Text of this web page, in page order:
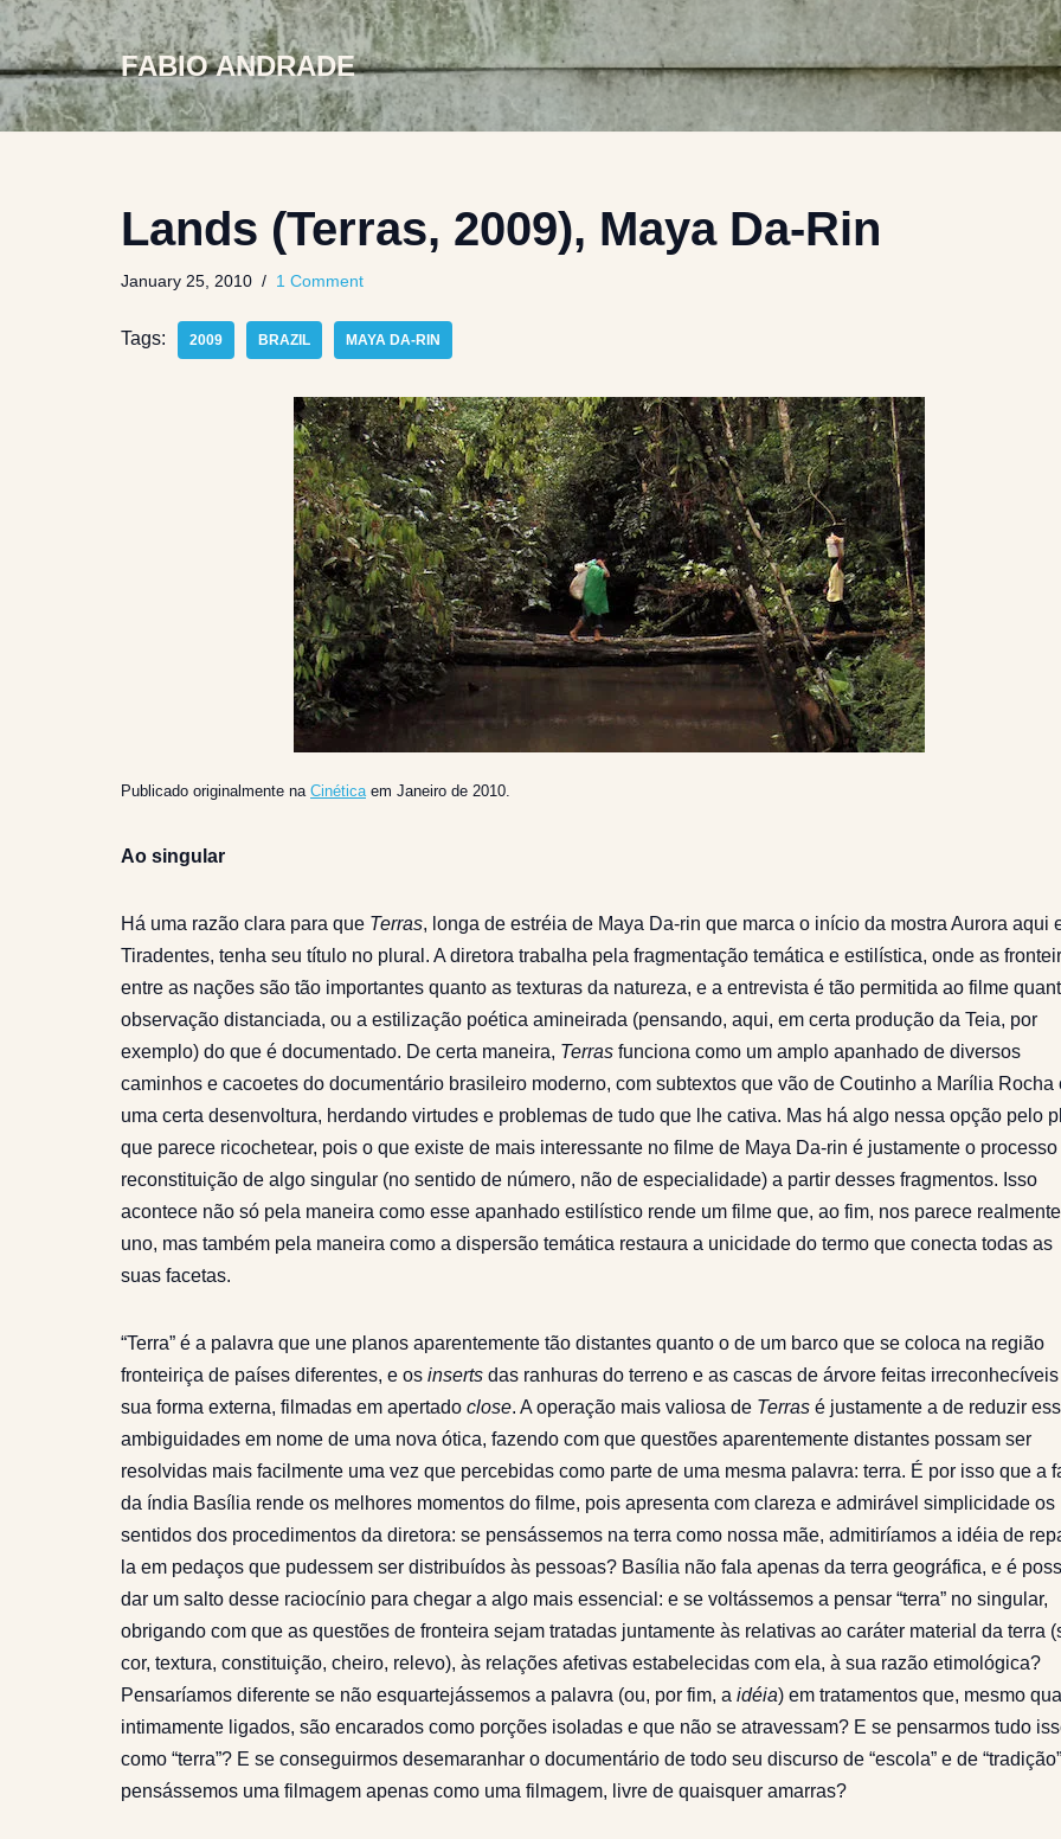
Skip
to
content
FABIO ANDRADE
Lands (Terras, 2009), Maya Da-Rin
January 25, 2010 1 Comment
Tags: 2009 BRAZIL MAYA DA-RIN
Publicado originalmente na Cinéticaem Janeiro de 2010.
Ao singular
Há uma razão clara para que Terras, longa de estréia de Maya Da-rin que marca o início da mostra Aurora aqui
Tiradentes, tenha seu título no plural. A diretora trabalha pela fragmentação temática e estilística, onde as
entre as nações são tão importantes quanto as texturas da natureza, e a entrevista é tão permitida ao filme
observação distanciada, ou a estilização poética amineirada (pensando, aqui, em certa produção da Teia, por
exemplo) do que é documentado. De certa maneira, Terras funciona como um amplo apanhado de diversos
caminhos e cacoetes do documentário brasileiro moderno, com subtextos que vão de Coutinho a Marília Rocha
uma certa desenvoltura, herdando virtudes e problemas de tudo que lhe cativa. Mas há algo nessa opção pelo
que parece ricochetear, pois o que existe de mais interessante no filme de Maya Da-rin é justamente o processo
reconstituição de algo singular (no sentido de número, não de especialidade) a partir desses fragmentos. Isso
acontece não só pela maneira como esse apanhado estilístico rende um filme que, ao fim, nos parece realmente
uno, mas também pela maneira como a dispersão temática restaura a unicidade do termo que conecta todas as
suas facetas.
“Terra” é a palavra que une planos aparentemente tão distantes quanto o de um barco que se coloca na região
fronteiriça de países diferentes, e os inserts das ranhuras do terreno e as cascas de árvore feitas
sua forma externa, filmadas em apertado close. A operação mais valiosa de Terras é justamente a de reduzir
ambiguidades em nome de uma nova ótica, fazendo com que questões aparentemente distantes possam ser
resolvidas mais facilmente uma vez que percebidas como parte de uma mesma palavra: terra. É por isso que a
da índia Basília rende os melhores momentos do filme, pois apresenta com clareza e admirável simplicidade os
sentidos dos procedimentos da diretora: se pensássemos na terra como nossa mãe, admitiríamos a idéia de
la em pedaços que pudessem ser distribuídos às pessoas? Basília não fala apenas da terra geográfica, e é
dar um salto desse raciocínio para chegar a algo mais essencial: e se voltássemos a pensar “terra” no singular,
obrigando com que as questões de fronteira sejam tratadas juntamente às relativas ao caráter material da terra
cor, textura, constituição, cheiro, relevo), às relações afetivas estabelecidas com ela, à sua razão etimológica?
Pensaríamos diferente se não esquartejássemos a palavra (ou, por fim, a idéia) em tratamentos que, mesmo
intimamente ligados, são encarados como porções isoladas e que não se atravessam? E se pensarmos tudo
como “terra”? E se conseguirmos desemaranhar o documentário de todo seu discurso de “escola” e de
pensássemos uma filmagem apenas como uma filmagem, livre de quaisquer amarras?